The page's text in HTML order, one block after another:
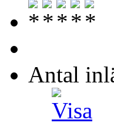
Antal